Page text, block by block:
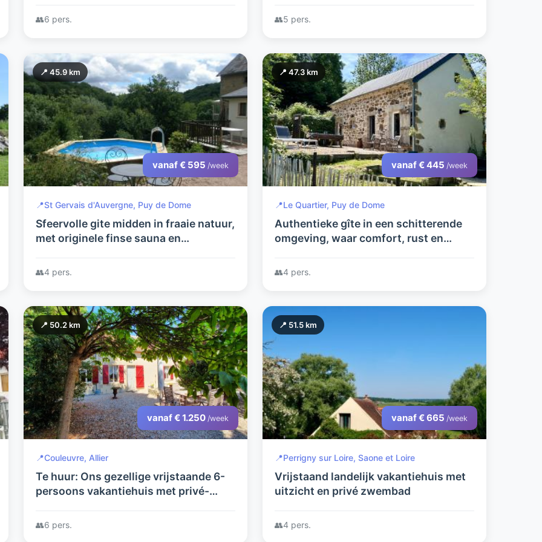
mogelijkheden voor uw relaxte
👥6 pers. 👥5 pers.
📍 45.9 km
vanaf € 595 /week
📍St Gervais d'Auvergne, Puy de Dome
Sfeervolle gite midden in fraaie natuur,
met originele finse sauna en
👥4 pers.
📍 47.3 km
vanaf € 445 /week
📍Le Quartier, Puy de Dome
Authentieke gîte in een schitterende
omgeving, waar comfort, rust en
👥4 pers.
📍 50.2 km
vanaf € 1.250 /week
📍Couleuvre, Allier
Te huur: Ons gezellige vrijstaande 6-
persoons vakantiehuis met privé-
kinderen, volwassenen en een hond.
👥6 pers.
📍 51.5 km
vanaf € 665 /week
📍Perrigny sur Loire, Saone et Loire
Vrijstaand landelijk vakantiehuis met
uitzicht en privé zwembad
👥4 pers.